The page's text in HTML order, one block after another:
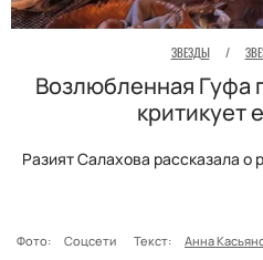
ЗВЕЗДЫ /
Возлюбленная Гуфа
критикует
Разият Салахова рассказала
Фото: Соцсети Текст: Анна